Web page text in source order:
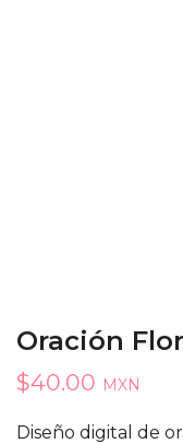
Oración
$40.00 MXN
Diseño digital de